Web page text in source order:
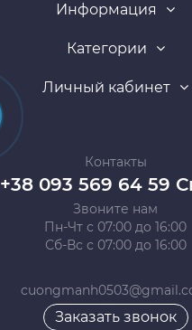
Информация
Категории
Личный кабинет
Контакты
+38 093 569 64 59
Звоните нам
Пн-Чт с 07:00 до 16:00
Сб-Вс с 07:00 до 16:00
Заказать звонок